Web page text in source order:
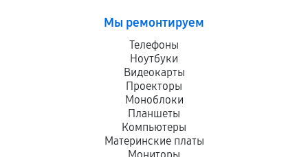
Мы ремонтируем
Телефоны
Ноутбуки
Видеокарты
Проекторы
Моноблоки
Планшеты
Компьютеры
Материнские платы